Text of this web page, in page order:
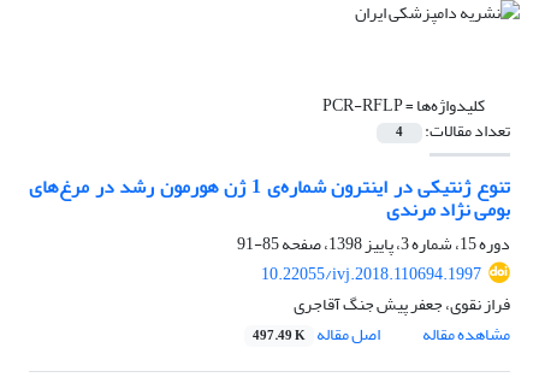
کلیدواژه‌ها =PCR-RFLP
تعداد مقالات: 4
تنوع ژنتیکی در اینترون شماره‌ی 1 ژن هورمون رشد در مرغ‌های
بومی نژاد مرندی
دوره 15، شماره 3، پاییز 1398، صفحه
85-91
10.22055/ivj.2018.110694.1997
فراز نقوی، جعفر پیش جنگ آقاجری
مشاهده مقاله
اصل مقاله 497.49 K